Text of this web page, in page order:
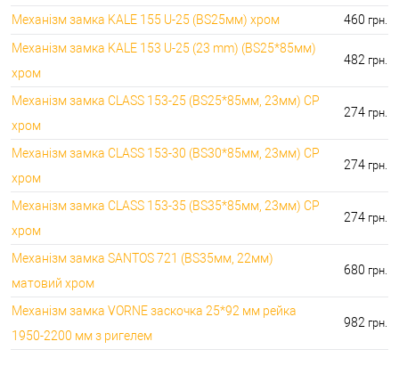
Механізм замка KALE 155 U-25 (BS25мм) хром 460 грн.
Механізм замка KALE 153 U-25 (23 mm) (BS25*85мм)
хром
482 грн.
Механізм замка CLASS 153-25 (BS25*85мм, 23мм) CP
хром
274 грн.
Механізм замка CLASS 153-30 (BS30*85мм, 23мм) CP
хром
274 грн.
Механізм замка CLASS 153-35 (BS35*85мм, 23мм) CP
хром
274 грн.
Механізм замка SANTOS 721 (BS35мм, 22мм)
матовий хром
680 грн.
Механізм замка VORNE заскочка 25*92 мм рейка
1950-2200 мм з ригелем
982 грн.